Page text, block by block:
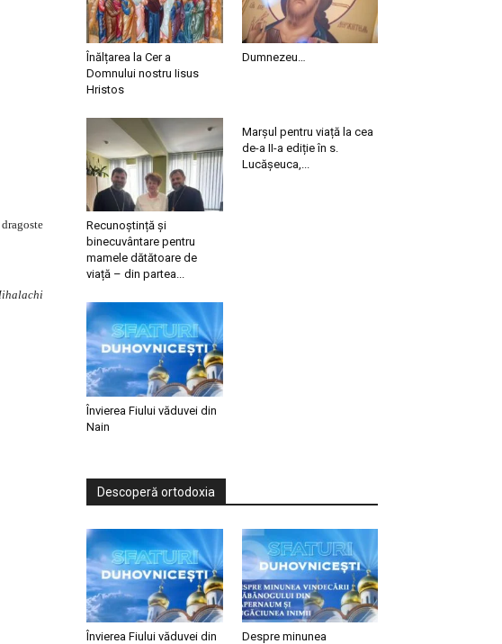
Înălțarea la Cer a
Domnului nostru Iisus
Hristos
Dumnezeu…
Recunoștință și
binecuvântare pentru
mamele dătătoare de
viață – din partea...
Marșul pentru viață la cea
de-a II-a ediție în s.
Lucășeuca,...
Învierea Fiului văduvei din
Nain
Descoperă ortodoxia
Învierea Fiului văduvei din
Despre minunea